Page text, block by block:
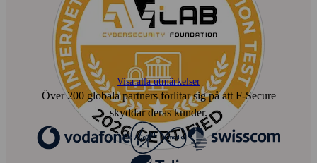
Visa alla utmärkelser
Över 200 globala partners förlitar sig på att F‑Secure
skyddar deras kunder.